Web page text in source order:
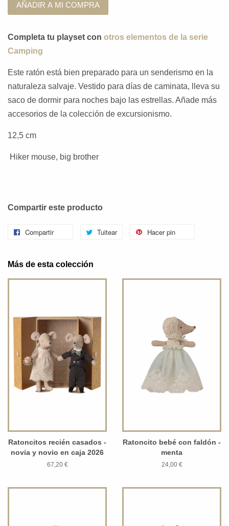
AÑADIR A MI COMPRA
Completa tu playset con otros elementos de la serie
Camping
Este ratón está bien preparado para un senderismo en la
naturaleza salvaje. Vestido para días de caminata, lleva su
saco de dormir para noches bajo las estrellas. Añade más
accesorios de la colección de excursionismo.
12,5 cm
Hiker mouse, big brother
Compartir este producto
Compartir Tuitear Hacer pin
Más de esta colección
Ratoncitos recién casados -
novia y novio en caja 2026
67,20 €
Ratoncito bebé con faldón -
menta
24,00 €